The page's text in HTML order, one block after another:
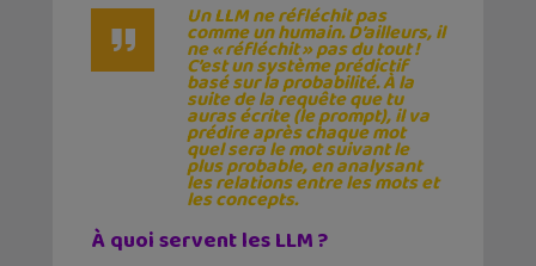
Un LLM ne réfléchit pas
comme un humain. D’ailleurs, il
ne « réfléchit » pas du tout !
C’est un système prédictif
basé sur la probabilité. À la
suite de la requête que tu
auras écrite (le prompt), il va
prédire après chaque mot
quel sera le mot suivant le
plus probable, en analysant
les relations entre les mots et
les concepts.
À quoi servent les LLM ?